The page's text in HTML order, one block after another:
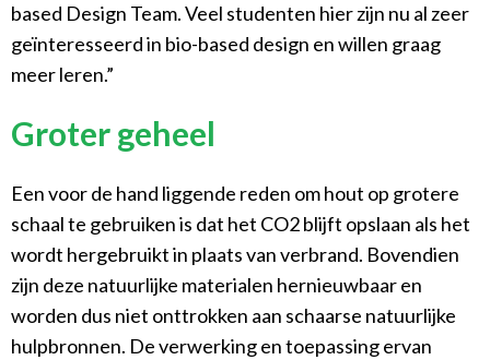
based Design Team. Veel studenten hier zijn nu al zeer
geïnteresseerd in bio-based design en willen graag
meer leren.”
Groter geheel
Een voor de hand liggende reden om hout op grotere
schaal te gebruiken is dat het CO2 blijft opslaan als het
wordt hergebruikt in plaats van verbrand. Bovendien
zijn deze natuurlijke materialen hernieuwbaar en
worden dus niet onttrokken aan schaarse natuurlijke
hulpbronnen. De verwerking en toepassing ervan